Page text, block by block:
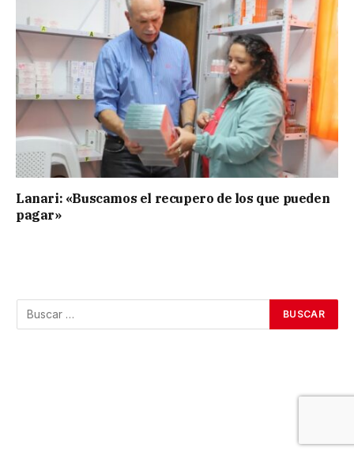
Lanari: «Buscamos el recupero de los que pueden
pagar»